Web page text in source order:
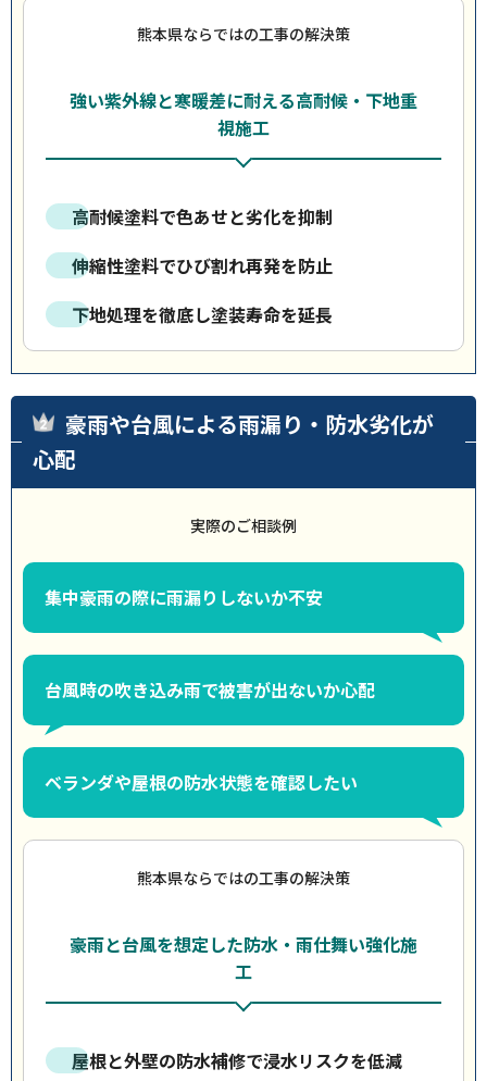
熊本県ならではの工事の解決策
強い紫外線と寒暖差に耐える高耐候・下地重
視施工
高耐候塗料で色あせと劣化を抑制
伸縮性塗料でひび割れ再発を防止
下地処理を徹底し塗装寿命を延長
豪雨や台風による雨漏り・防水劣化が
心配
実際のご相談例
集中豪雨の際に雨漏りしないか不安
台風時の吹き込み雨で被害が出ないか心配
ベランダや屋根の防水状態を確認したい
熊本県ならではの工事の解決策
豪雨と台風を想定した防水・雨仕舞い強化施
工
屋根と外壁の防水補修で浸水リスクを低減